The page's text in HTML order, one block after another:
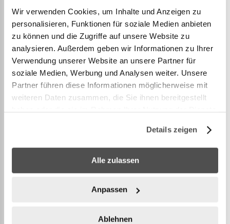
Wir verwenden Cookies, um Inhalte und Anzeigen zu
personalisieren, Funktionen für soziale Medien anbieten
zu können und die Zugriffe auf unsere Website zu
analysieren. Außerdem geben wir Informationen zu Ihrer
Verwendung unserer Website an unsere Partner für
soziale Medien, Werbung und Analysen weiter. Unsere
Partner führen diese Informationen möglicherweise mit
weiteren Daten zusammen, die Sie ihnen bereitgestellt
Details zeigen
Alle zulassen
Anpassen
Ablehnen
Fördert durch interaktives Spielen die Entwicklung
von grobmotorischen Fähigkeiten, Selbstvertrauen
sowie die Kommunikationsfähigkeit
Sortierspiel an der Seitenwand mit 6 Spielbällen
Ideal für den Innen- und Aussengebrauch
Inhalt: 1 Spielhaus, 6 Spielbälle
- Grobmotorische Fähigkeiten: Kontrolle über die
eigenen Bewegungen erlangen
- Vorstellungskraft: Wahrnehmung der Umgebung
- Selbstvertrauen und Kommunikation: Fördert das
Selbstwertgefühl Ihres Kindes durch interaktives
Sortierspiel an der Seitenwand mit 6 Spielbällen